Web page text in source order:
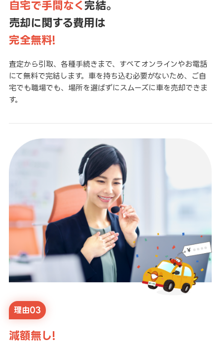
自宅で手間なく 完結。
売却に関する費用は
完全無料!
査定から引取、各種手続きまで、すべてオンラインやお電話
にて無料で完結します。車を持ち込む必要がないため、ご自
宅でも職場でも、場所を選ばずにスムーズに車を売却できま
す。
理由03
減額無し!